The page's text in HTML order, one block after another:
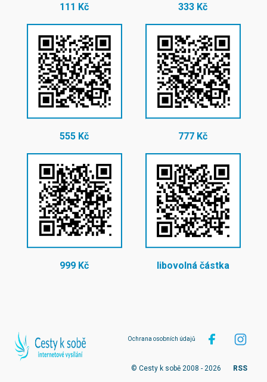
111 Kč 333 Kč
555 Kč 777 Kč
999 Kč libovolná částka
Ochrana osobních údajů
© Cesty k sobě 2008 - 2026 RSS